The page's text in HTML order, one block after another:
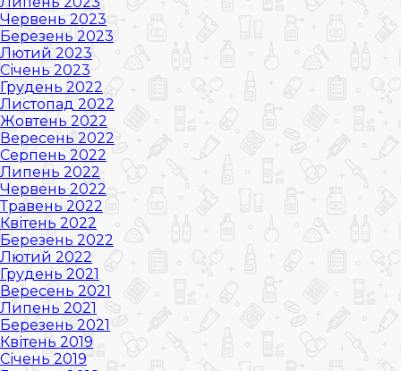
Червень 2023
Березень 2023
Лютий 2023
Січень 2023
Грудень 2022
Листопад 2022
Жовтень 2022
Вересень 2022
Серпень 2022
Липень 2022
Червень 2022
Травень 2022
Квітень 2022
Березень 2022
Лютий 2022
Грудень 2021
Вересень 2021
Липень 2021
Березень 2021
Квітень 2019
Січень 2019